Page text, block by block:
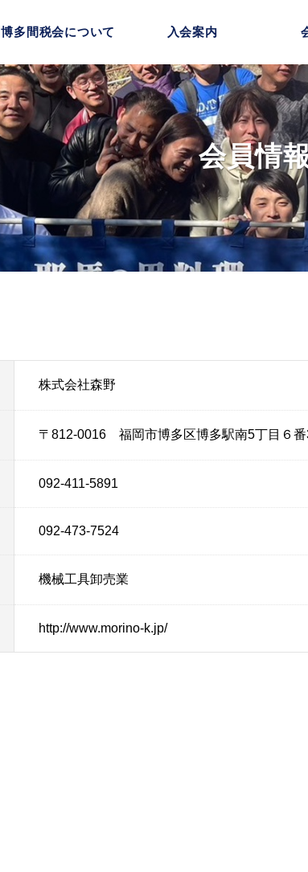
博多間税会について 入会案内
会員情
株式会社森野
〒812-0016 福岡市博多区博多駅南5丁目６
092-411-5891
092-473-7524
機械工具卸売業
http://www.morino-k.jp/